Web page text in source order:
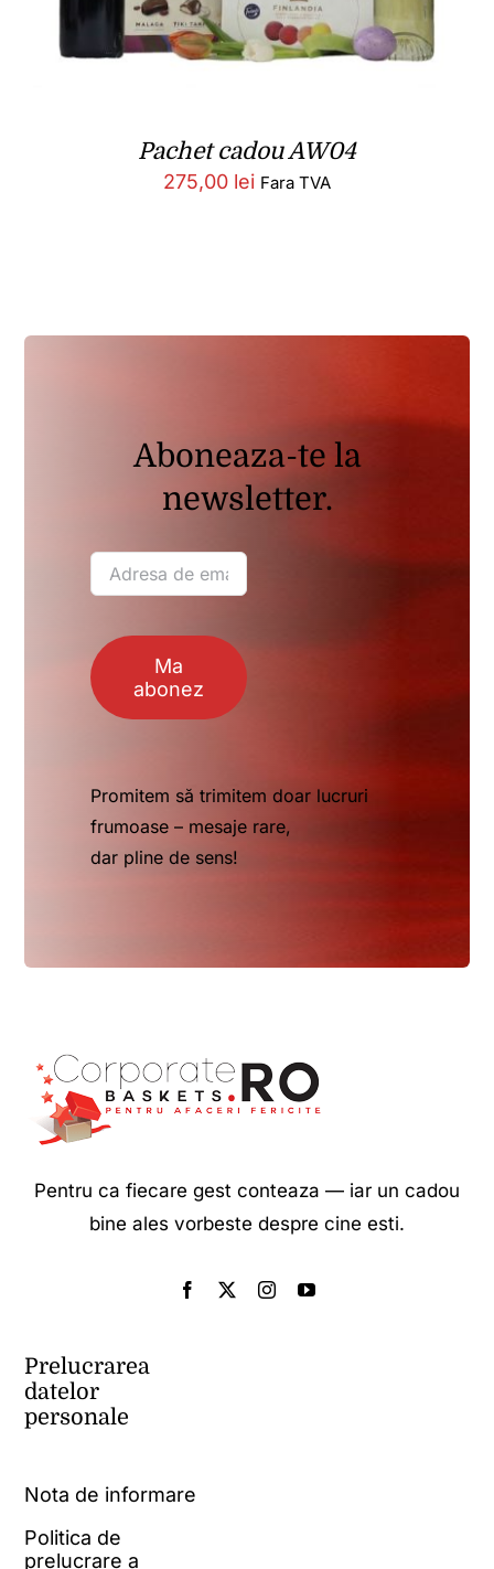
Pachet cadou AW04
275,00 lei Fara TVA
Aboneaza-te la
newsletter.
Ma
abonez
Promitem să trimitem doar lucruri
frumoase – mesaje rare,
dar pline de sens!
Pentru ca fiecare gest conteaza — iar un cadou
bine ales vorbeste despre cine esti.
Prelucrarea
datelor
personale
Nota de informare
Politica de
prelucrare a